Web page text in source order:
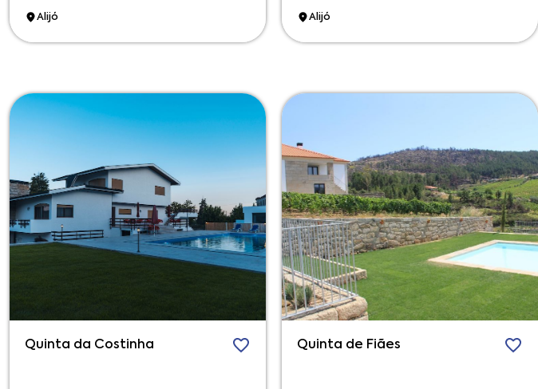
Alijó Alijó
Quinta da Costinha Quinta de Fiães